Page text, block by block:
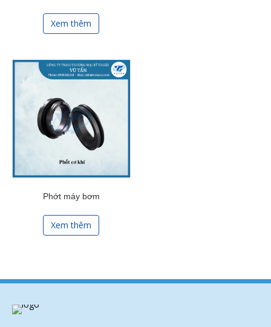
Xem thêm
Phớt máy bơm
Xem thêm